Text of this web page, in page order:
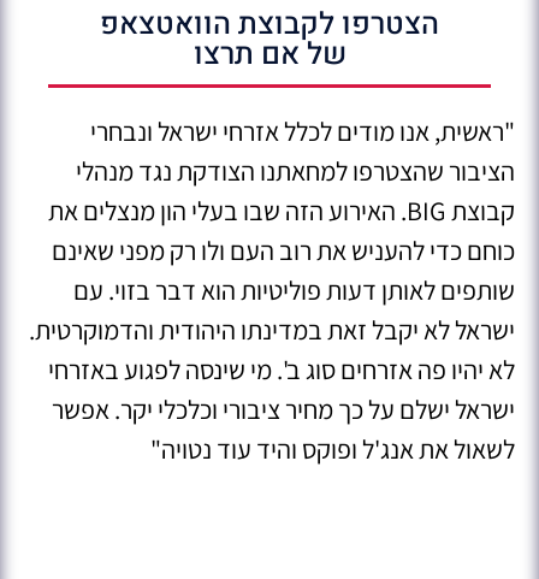
הצטרפו לקבוצת הוואטצאפ
של אם תרצו
"ראשית, אנו מודים לכלל אזרחי ישראל ונבחרי
הציבור שהצטרפו למחאתנו הצודקת נגד מנהלי
קבוצת BIG. האירוע הזה שבו בעלי הון מנצלים את
כוחם כדי להעניש את רוב העם ולו רק מפני שאינם
שותפים לאותן דעות פוליטיות הוא דבר בזוי. עם
ישראל לא יקבל זאת במדינתו היהודית והדמוקרטית.
לא יהיו פה אזרחים סוג ב'. מי שינסה לפגוע באזרחי
ישראל ישלם על כך מחיר ציבורי וכלכלי יקר. אפשר
לשאול את אנג'ל ופוקס והיד עוד נטויה"